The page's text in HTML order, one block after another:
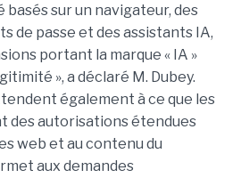
sur un navigateur, des
de passe et des assistants IA,
portant la marque « IA »
», a déclaré M. Dubey.
également à ce que les
des autorisations étendues
web et au contenu du
aux demandes